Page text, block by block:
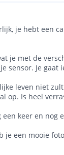
je hebt een
je met de
sensor. Je
leven niet
op. Is heel
keer en nog
je een mooie